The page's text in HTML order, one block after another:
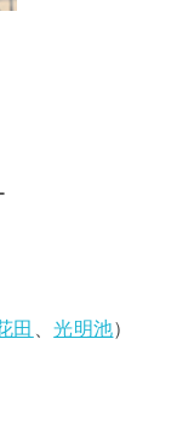
田 、光明池）